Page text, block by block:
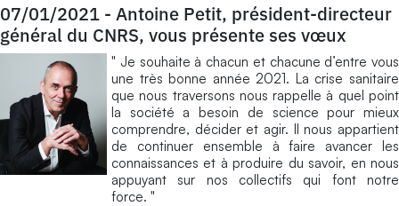
07/01/2021 - Antoine Petit, président-directeur
général du CNRS, vous présente ses vœux
" Je souhaite à chacun et chacune d’entre vous
une très bonne année 2021. La crise sanitaire
que nous traversons nous rappelle à quel point
la société a besoin de science pour mieux
comprendre, décider et agir. Il nous appartient
de continuer ensemble à faire avancer les
connaissances et à produire du savoir, en nous
appuyant sur nos collectifs qui font notre
force. "